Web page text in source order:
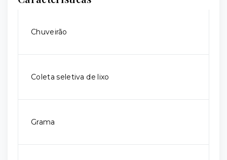
Chuveirão
Coleta seletiva de lixo
Grama